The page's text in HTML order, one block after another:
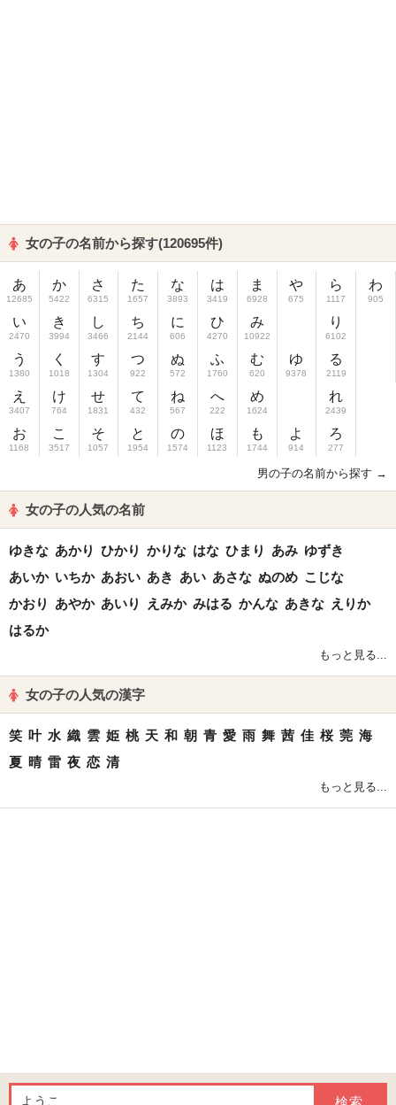
女の子の名前から探す(120695件)
あ
12685
い
2470
う
1380
え
3407
お
1168
か
5422
き
3994
く
1018
け
764
こ
3517
さ
6315
し
3466
す
1304
せ
1831
そ
1057
た
1657
ち
2144
つ
922
て
432
と
1954
な
3893
に
606
ぬ
572
ね
567
の
1574
は
3419
ひ
4270
ふ
1760
へ
222
ほ
1123
ま
6928
み
10922
む
620
め
1624
も
1744
や
675
ゆ
9378
よ
914
ら
1117
り
6102
る
2119
れ
2439
ろ
277
わ
905
男の子の名前から探す →
女の子の人気の名前
ゆきな あかり ひかり かりな はな ひまり あみ ゆずき
あいか いちか あおい あき あい あさな ぬのめ こじな
かおり
あやか あいり えみか みはる かんな あきな えりか
はるか
もっと見る...
女の子の人気の漢字
笑 叶 水 織 雲 姫 桃 天 和 朝 青 愛 雨 舞 茜 佳 桜 莞 海
夏 晴 雷 夜 恋 清
もっと見る...